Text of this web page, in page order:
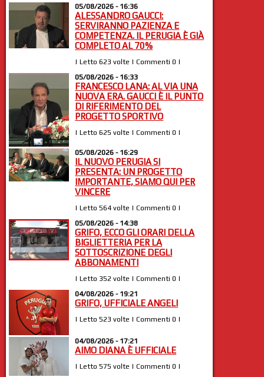
05/08/2026 - 16:36
ALESSANDRO GAUCCI:
SERVIRANNO PAZIENZA E
COMPETENZA. IL PERUGIA È GIÀ
COMPLETO AL 70%
| Letto 623 volte | Commenti 0 |
05/08/2026 - 16:33
FRANCESCO LANA: AL VIA UNA
NUOVA ERA. GAUCCI È IL PUNTO
DI RIFERIMENTO DEL
PROGETTO SPORTIVO
| Letto 625 volte | Commenti 0 |
05/08/2026 - 16:29
IL NUOVO PERUGIA SI
PRESENTA: UN PROGETTO
IMPORTANTE, SIAMO QUI PER
VINCERE
| Letto 564 volte | Commenti 0 |
05/08/2026 - 14:38
GRIFO, ECCO GLI ORARI DELLA
BIGLIETTERIA PER LA
SOTTOSCRIZIONE DEGLI
ABBONAMENTI
| Letto 352 volte | Commenti 0 |
04/08/2026 - 19:21
GRIFO, UFFICIALE ANGELI
| Letto 523 volte | Commenti 0 |
04/08/2026 - 17:21
AIMO DIANA È UFFICIALE
| Letto 575 volte | Commenti 0 |